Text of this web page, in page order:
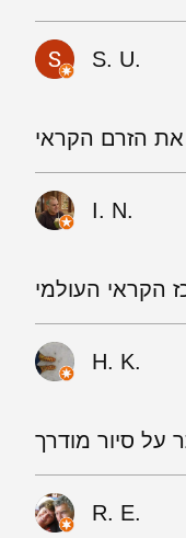
S. U.
הזרם הקראי
I. N.
H. K.
על סיור מודרך
R. E.